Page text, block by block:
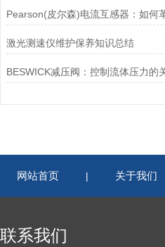
激光测速仪维护保养知识总结
网站首页 | 关于我们
联系我们